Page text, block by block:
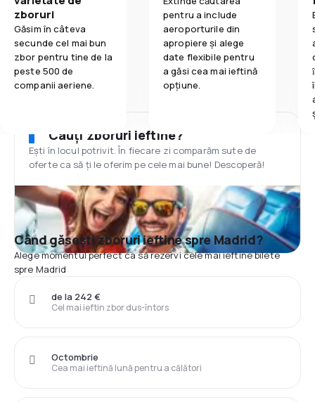
zboruri
Găsim în câteva
secunde cel mai bun
zbor pentru tine de la
peste 500 de
companii aeriene.
pentru a include
aeroporturile din
apropiere și alege
date flexibile pentru
a găsi cea mai ieftină
opțiune.
Cauți zboruri ieftine?
Ești în locul potrivit. În fiecare zi comparăm sute de
oferte ca să ți le oferim pe cele mai bune! Descoperă!
Când găsești zboruri ieftine spre Madrid?
Alege momentul perfect ca să rezervi cele mai ieftine bilete
spre Madrid
Cel mai ieftin zbor dus-întors
de la 242 €
Cea mai ieftină lună pentru a călători
Octombrie